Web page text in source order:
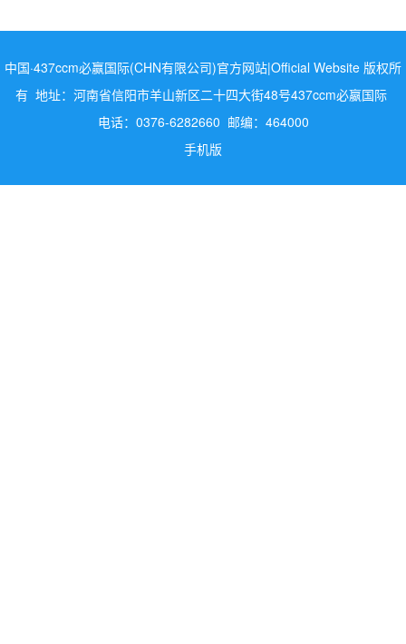
中国·437ccm必赢国际(CHN有限公司)官方网站|Official Website 版权所
有 地址：河南省信阳市羊山新区二十四大街48号437ccm必嬴国际
电话：0376-6282660 邮编：464000
手机版